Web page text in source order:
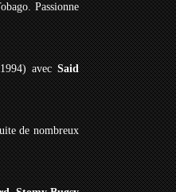
Passionne
avecSaid
de nombreux